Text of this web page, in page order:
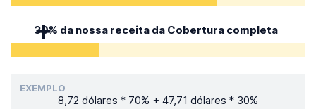
30% da nossa receita da Cobertura completa
EXEMPLO
8,72 dólares * 70% + 47,71 dólares * 30%